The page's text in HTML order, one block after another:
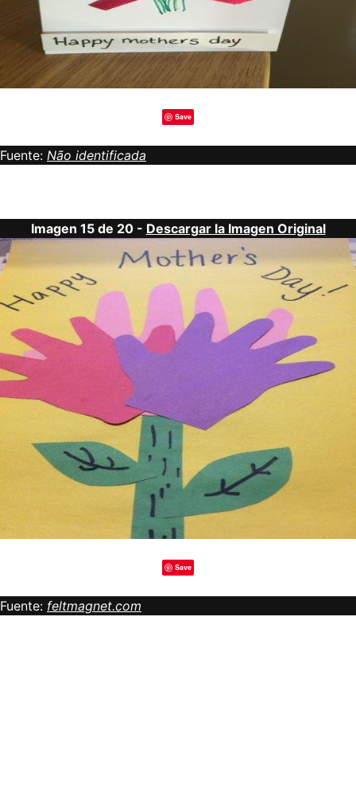
Save
Fuente: Não identificada
Imagen 15 de 20 - Descargar la Imagen Original
Save
Fuente: feltmagnet.com